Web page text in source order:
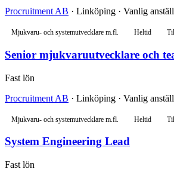
Procruitment AB · Linköping · Vanlig
Mjukvaru- och systemutvecklare m.fl. Heltid
Senior mjukvaruutvecklare och
Fast lön
Procruitment AB · Linköping · Vanlig
Mjukvaru- och systemutvecklare m.fl. Heltid
System Engineering Lead
Fast lön